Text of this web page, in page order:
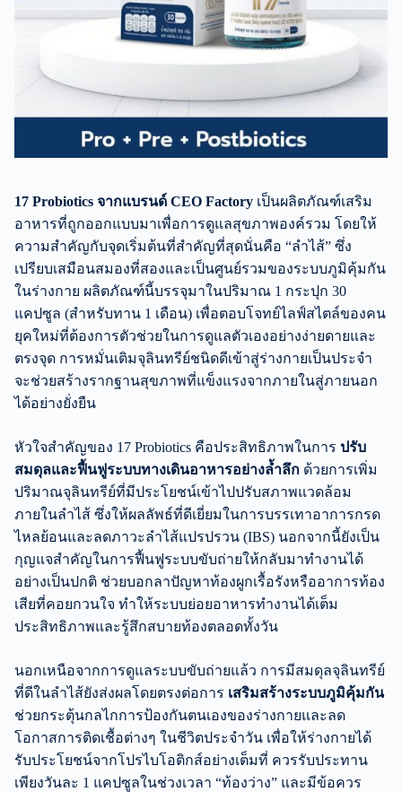
17 Probiotics จากแบรนด์ CEO Factory เป็นผลิตภัณฑ์เสริม
อาหารที่ถูกออกแบบมาเพื่อการดูแลสุขภาพองค์รวม โดยให้
ความสำคัญกับจุดเริ่มต้นที่สำคัญที่สุดนั่นคือ “ลำไส้” ซึ่ง
เปรียบเสมือนสมองที่สองและเป็นศูนย์รวมของระบบภูมิคุ้มกัน
ในร่างกาย ผลิตภัณฑ์นี้บรรจุมาในปริมาณ 1 กระปุก 30
แคปซูล (สำหรับทาน 1 เดือน) เพื่อตอบโจทย์ไลฟ์สไตล์ของคน
ยุคใหม่ที่ต้องการตัวช่วยในการดูแลตัวเองอย่างง่ายดายและ
ตรงจุด การหมั่นเติมจุลินทรีย์ชนิดดีเข้าสู่ร่างกายเป็นประจำ
จะช่วยสร้างรากฐานสุขภาพที่แข็งแรงจากภายในสู่ภายนอก
ได้อย่างยั่งยืน
หัวใจสำคัญของ 17 Probiotics คือประสิทธิภาพในการ ปรับ
สมดุลและฟื้นฟูระบบทางเดินอาหารอย่างล้ำลึก ด้วยการเพิ่ม
ปริมาณจุลินทรีย์ที่มีประโยชน์เข้าไปปรับสภาพแวดล้อม
ภายในลำไส้ ซึ่งให้ผลลัพธ์ที่ดีเยี่ยมในการบรรเทาอาการกรด
ไหลย้อนและลดภาวะลำไส้แปรปรวน (IBS) นอกจากนี้ยังเป็น
กุญแจสำคัญในการฟื้นฟูระบบขับถ่ายให้กลับมาทำงานได้
อย่างเป็นปกติ ช่วยบอกลาปัญหาท้องผูกเรื้อรังหรืออาการท้อง
เสียที่คอยกวนใจ ทำให้ระบบย่อยอาหารทำงานได้เต็ม
ประสิทธิภาพและรู้สึกสบายท้องตลอดทั้งวัน
นอกเหนือจากการดูแลระบบขับถ่ายแล้ว การมีสมดุลจุลินทรีย์
ที่ดีในลำไส้ยังส่งผลโดยตรงต่อการ เสริมสร้างระบบภูมิคุ้มกัน
ช่วยกระตุ้นกลไกการป้องกันตนเองของร่างกายและลด
โอกาสการติดเชื้อต่างๆ ในชีวิตประจำวัน เพื่อให้ร่างกายได้
รับประโยชน์จากโปรไบโอติกส์อย่างเต็มที่ ควรรับประทาน
เพียงวันละ 1 แคปซูลในช่วงเวลา “ท้องว่าง” และมีข้อควร